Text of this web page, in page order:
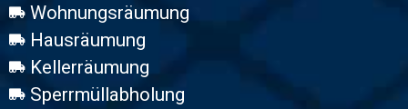
Wohnungsräumung
Hausräumung
Kellerräumung
Sperrmüllabholung